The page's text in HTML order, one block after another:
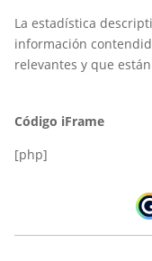
La estadística
información
relevantes y que
Código iFrame
[php]